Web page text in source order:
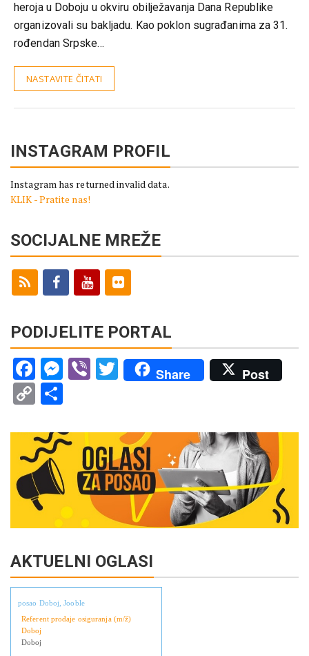
heroja u Doboju u okviru obilježavanja Dana Republike
organizovali su bakljadu. Kao poklon sugrađanima za 31.
rođendan Srpske…
NASTAVITE ČITATI
INSTAGRAM PROFIL
Instagram has returned invalid data.
KLIK - Pratite nas!
SOCIJALNE MREŽE
PODIJELITE PORTAL
Facebook
Messenger
ViberTwitter
Share Post
Copy
AKTUELNI OGLASI
posao Doboj, Jooble
Referent prodaje osiguranja (m/ž)
Doboj
Doboj